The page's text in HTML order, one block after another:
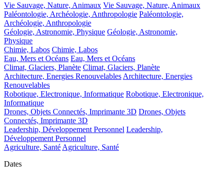
Vie Sauvage, Nature, Animaux Vie Sauvage, Nature, Animaux
Paléontologie, Archéologie, Anthropologie Paléontologie,
Archéologie, Anthropologie
Géologie, Astronomie, Physique Géologie, Astronomie,
Physique
Chimie, Labos Chimie, Labos
Eau, Mers et Océans Eau, Mers et Océans
Climat, Glaciers, Planète Climat, Glaciers, Planète
Architecture, Energies Renouvelables Architecture, Energies
Renouvelables
Robotique, Electronique, Informatique Robotique, Electronique,
Informatique
Drones, Objets Connectés, Imprimante 3D Drones, Objets
Connectés, Imprimante 3D
Leadership, Développement Personnel Leadership,
Développement Personnel
Agriculture, Santé Agriculture, Santé
Dates